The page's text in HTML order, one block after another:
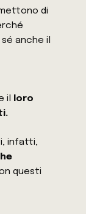
di
anche il
il
loro
infatti,
questi